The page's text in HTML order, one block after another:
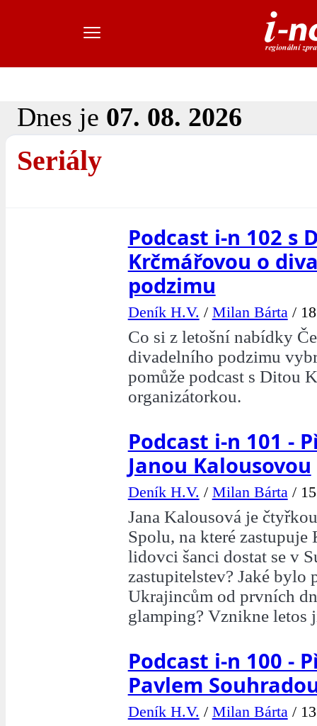
Dnes je 07. 08. 2026
Seriály
Podcast i-n 102 s
Krčmářovou o
podzimu
Deník H.V. / Milan Bárta/
Co si z letošní nabídky
divadelního podzimu
pomůže podcast s Ditou
organizátorkou.
Podcast i-n 101 -
Janou Kalousovou
Deník H.V. / Milan Bárta/
Jana Kalousová je
Spolu, na které
lidovci šanci dostat se v
zastupitelstev? Jaké bylo
Ukrajincům od prvních
glamping? Vznikne letos
Podcast i-n 100 -
Pavlem
Deník H.V. / Milan Bárta/